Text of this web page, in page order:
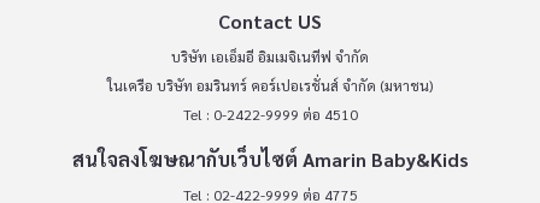
Contact US
บริษัท เอเอ็มอี อิมเมจิเนทีฟ จำกัด
ในเครือ บริษัท อมรินทร์ คอร์เปอเรชั่นส์ จำกัด (มหาชน)
Tel : 0-2422-9999 ต่อ 4510
สนใจลงโฆษณากับเว็บไซต์ Amarin Baby&Kids
Tel : 02-422-9999 ต่อ 4775